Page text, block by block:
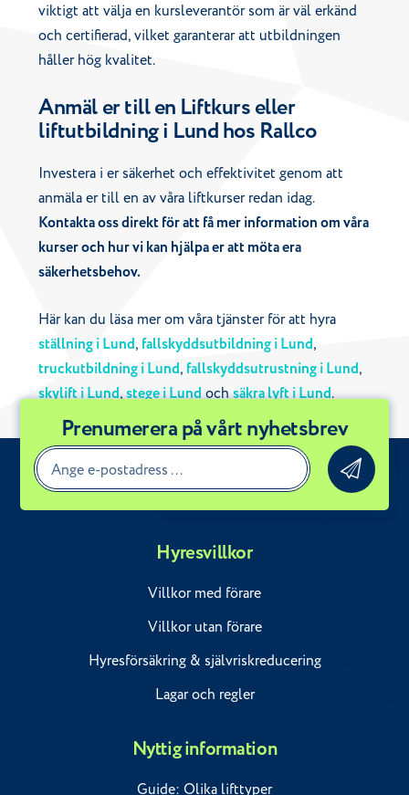
viktigt att välja en kursleverantör som är väl erkänd
och certifierad, vilket garanterar att utbildningen
håller hög kvalitet.
Anmäl er till en Liftkurs eller
liftutbildning i Lund hos Rallco
Investera i er säkerhet och effektivitet genom att
anmäla er till en av våra liftkurser redan idag.
Kontakta oss direkt för att få mer information om våra
kurser och hur vi kan hjälpa er att möta era
säkerhetsbehov.
Här kan du läsa mer om våra tjänster för att hyra
ställning i Lund, fallskyddsutbildning i Lund,
truckutbildning i Lund, fallskyddsutrustning i Lund,
skylift i Lund,stege i Lundochsäkra lyft i Lund.
Prenumerera på vårt nyhetsbrev
Hyresvillkor
Villkor med förare
Villkor utan förare
Hyresförsäkring & självriskreducering
Lagar och regler
Nyttig information
Guide: Olika lifttyper